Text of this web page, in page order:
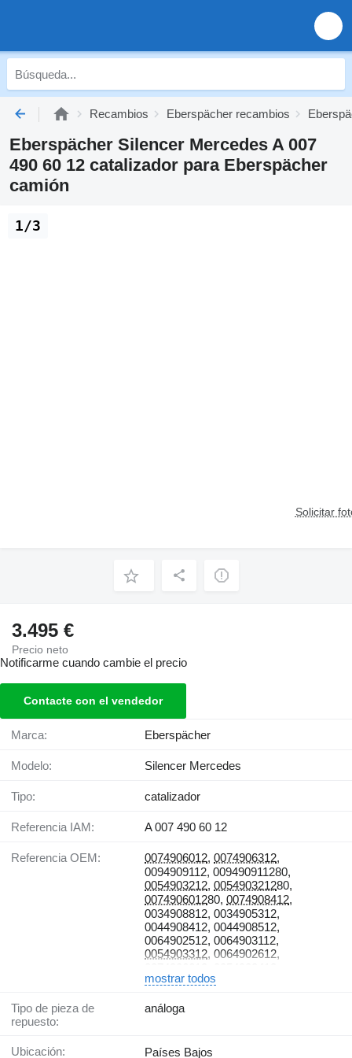
Recambios Eberspächer recambios
Eberspächer Silencer Mercedes A 007
490 60 12 catalizador para Eberspächer
camión
Solicitar
1/3
3.495 €
Precio neto
Notificarme cuando cambie el precio
Contacte con el vendedor
Marca: Eberspächer
Modelo: Silencer Mercedes
Tipo: catalizador
Referencia IAM: A 007 490 60 12
Referencia OEM: 0074906012, 0074906312,
0094909112, 009490911280,
0054903212, 005490321280,
007490601280, 0074908412,
0034908812, 0034905312,
0044908412, 0044908512,
0064902512, 0064903112,
0054903312, 0064902612,
0044907812, 0064902812,
0064903212, 0064908512,
0064908612, A 007 490 60 12, A 007
mostrar todos
Tipo de pieza de
repuesto:
análoga
Ubicación:
Países Bajos